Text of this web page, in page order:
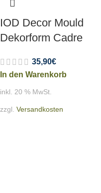
IOD Decor Mould
Dekorform Cadre
35,90€
In den Warenkorb
inkl. 20 % MwSt.
zzgl. Versandkosten